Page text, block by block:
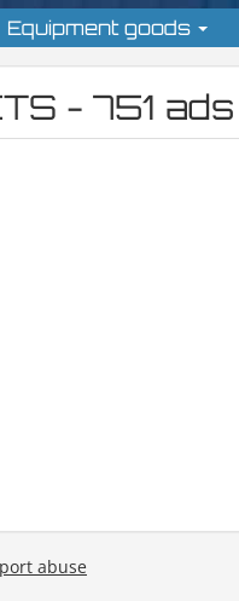
Equipment goods
- 751 ads
abuse